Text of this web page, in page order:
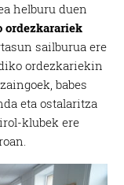
helburu duen
ordezkarariek
sailburua ere
ordezkariekin
babes
eta ostalaritza
klubek ere